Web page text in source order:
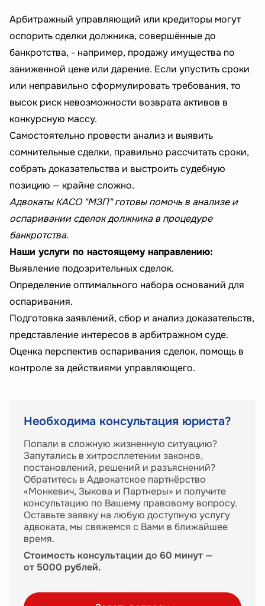
Арбитражный управляющий или кредиторы могут
оспорить сделки должника, совершённые до
банкротства, - например, продажу имущества по
заниженной цене или дарение. Если упустить сроки
или неправильно сформулировать требования, то
высок риск невозможности возврата активов в
конкурсную массу.
Самостоятельно провести анализ и выявить
сомнительные сделки, правильно рассчитать сроки,
собрать доказательства и выстроить судебную
позицию — крайне сложно.
Адвокаты КАСО "МЗП" готовы помочь в анализе и
оспаривании сделок должника в процедуре
банкротства.
Наши услуги по настоящему направлению:
Выявление подозрительных сделок.
Определение оптимального набора оснований для
оспаривания.
Подготовка заявлений, сбор и анализ доказательств,
представление интересов в арбитражном суде.
Оценка перспектив оспаривания сделок, помощь в
контроле за действиями управляющего.
Необходима консультация юриста?
Попали в сложную жизненную ситуацию?
Запутались в хитросплетении законов,
постановлений, решений и разъяснений?
Обратитесь в Адвокатское партнёрство
«Монкевич, Зыкова и Партнеры» и получите
консультацию по Вашему правовому вопросу.
Оставьте заявку на любую доступную услугу
адвоката, мы свяжемся с Вами в ближайшее
время.
Стоимость консультации до 60 минут —
от 5000 рублей.